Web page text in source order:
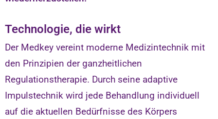
Technologie, die wirkt
Der Medkey vereint moderne Medizintechnik mit
den Prinzipien der ganzheitlichen
Regulationstherapie. Durch seine adaptive
Impulstechnik wird jede Behandlung individuell
auf die aktuellen Bedürfnisse des Körpers